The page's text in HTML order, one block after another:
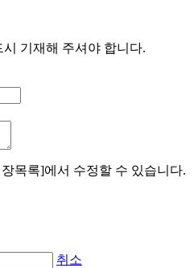
기재해 주셔야 합니다.
목록]에서 수정할 수 있습니다.
취소